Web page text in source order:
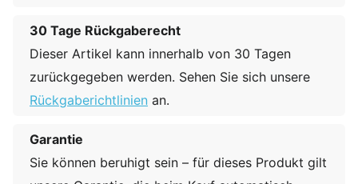
30 Tage Rückgaberecht
Dieser Artikel kann innerhalb von 30 Tagen
zurückgegeben werden. Sehen Sie sich unsere
Rückgaberichtlinien an.
Garantie
Sie können beruhigt sein – für dieses Produkt gilt